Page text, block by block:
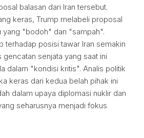
balasan dari Iran tersebut.
keras, Trump melabeli proposal
yang "bodoh" dan "sampah".
terhadap posisi tawar Iran semakin
senjata yang saat ini
dalam "kondisi kritis". Analis politik
keras dari kedua belah pihak ini
dalam upaya diplomasi nuklir dan
seharusnya menjadi fokus